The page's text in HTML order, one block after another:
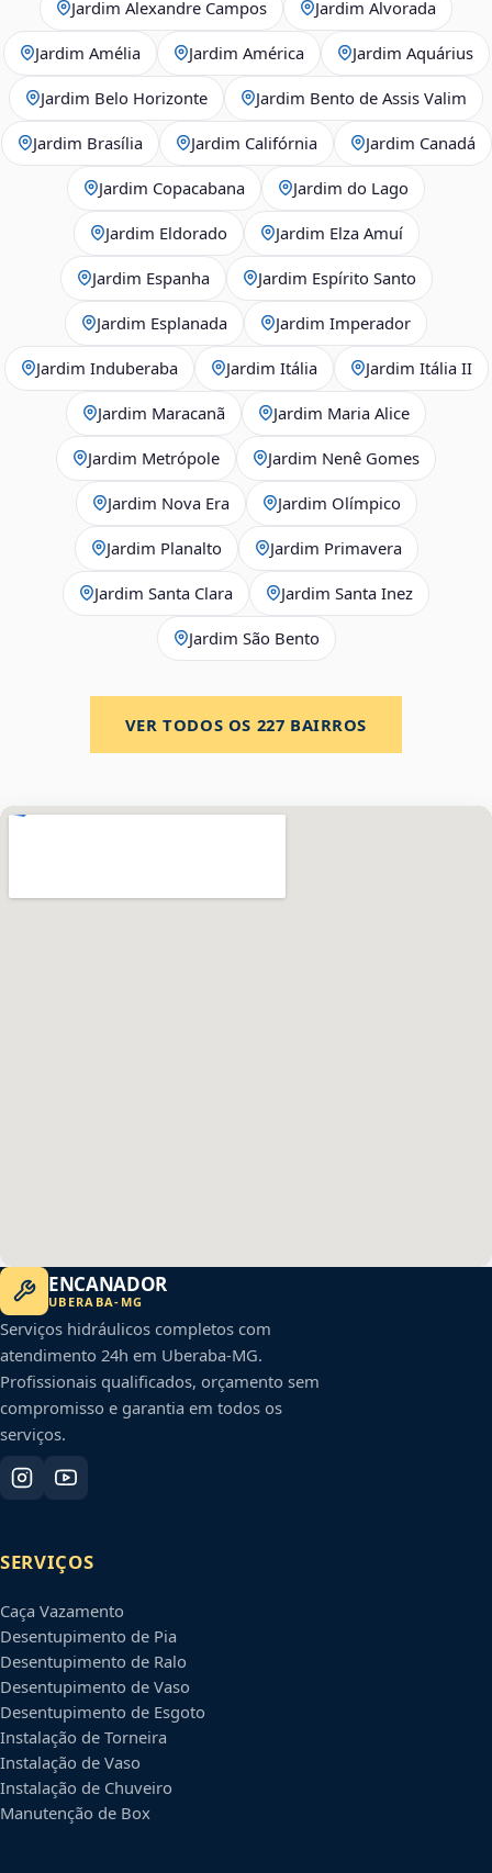
Jardim Alexandre Campos Jardim Alvorada
Jardim Amélia Jardim América Jardim Aquárius
Jardim Belo Horizonte Jardim Bento de Assis Valim
Jardim Brasília Jardim Califórnia Jardim Canadá
Jardim Copacabana Jardim do Lago
Jardim Eldorado Jardim Elza Amuí
Jardim Espanha Jardim Espírito Santo
Jardim Esplanada Jardim Imperador
Jardim Induberaba Jardim Itália Jardim Itália II
Jardim Maracanã Jardim Maria Alice
Jardim Metrópole Jardim Nenê Gomes
Jardim Nova Era Jardim Olímpico
Jardim Planalto Jardim Primavera
Jardim Santa Clara Jardim Santa Inez
Jardim São Bento
VER TODOS OS 227 BAIRROS
ENCANADOR
UBERABA- MG
Serviços hidráulicos completos com
atendimento 24h em Uberaba-MG.
Profissionais qualificados, orçamento sem
compromisso e garantia em todos os
serviços.
SERVIÇOS
Caça Vazamento
Desentupimento de Pia
Desentupimento de Ralo
Desentupimento de Vaso
Desentupimento de Esgoto
Instalação de Torneira
Instalação de Vaso
Instalação de Chuveiro
Manutenção de Box